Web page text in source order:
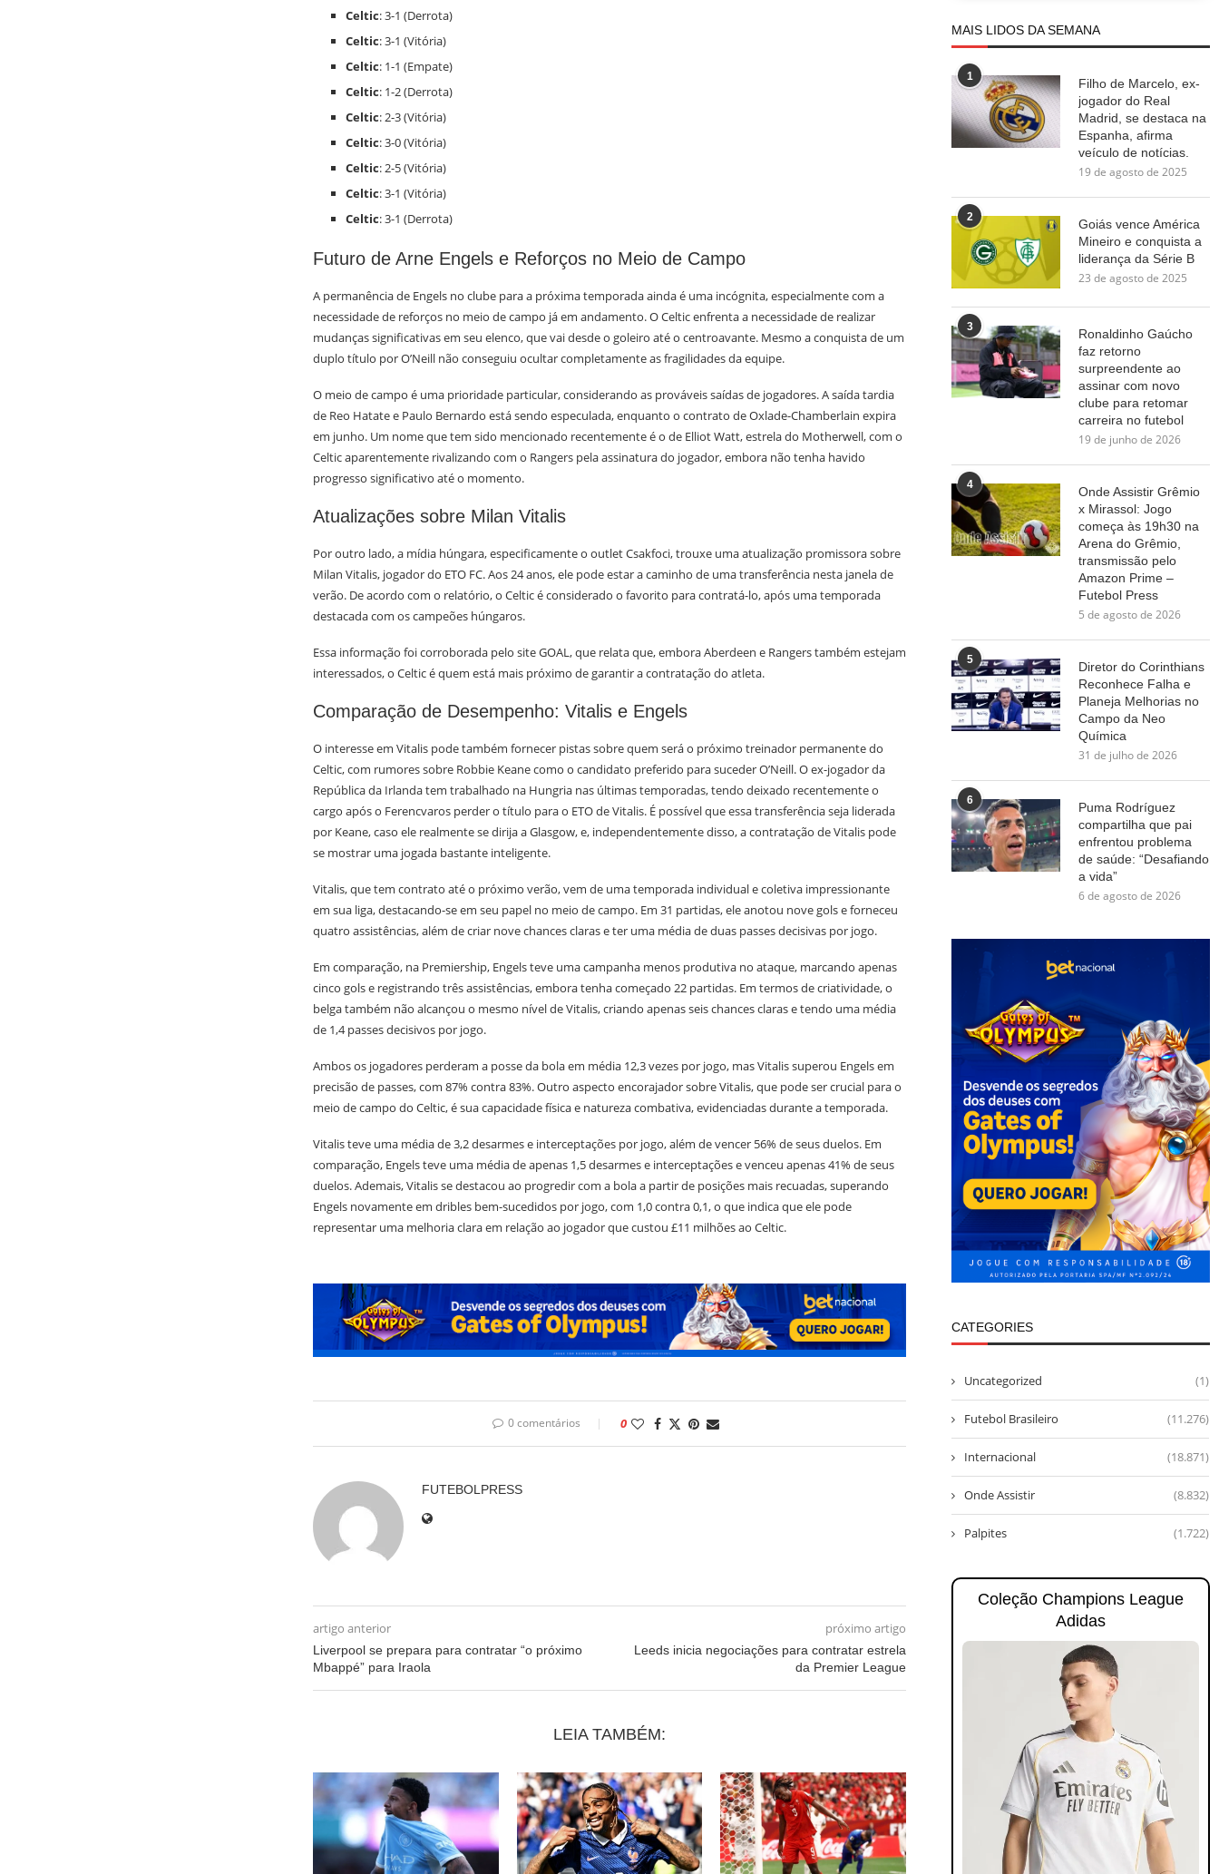
Celtic: 3-1 (Derrota)
Celtic: 3-1 (Vitória)
Celtic: 1-1 (Empate)
Celtic: 1-2 (Derrota)
Celtic: 2-3 (Vitória)
Celtic: 3-0 (Vitória)
Celtic: 2-5 (Vitória)
Celtic: 3-1 (Vitória)
Celtic: 3-1 (Derrota)
Futuro de Arne Engels e Reforços no Meio de Campo
A permanência de Engels no clube para a próxima temporada ainda é uma incógnita, especialmente com a
necessidade de reforços no meio de campo já em andamento. O Celtic enfrenta a necessidade de realizar
mudanças significativas em seu elenco, que vai desde o goleiro até o centroavante. Mesmo a conquista de um
duplo título por O’Neill não conseguiu ocultar completamente as fragilidades da equipe.
O meio de campo é uma prioridade particular, considerando as prováveis saídas de jogadores. A saída tardia
de Reo Hatate e Paulo Bernardo está sendo especulada, enquanto o contrato de Oxlade-Chamberlain expira
em junho. Um nome que tem sido mencionado recentemente é o de Elliot Watt, estrela do Motherwell, com o
Celtic aparentemente rivalizando com o Rangers pela assinatura do jogador, embora não tenha havido
progresso significativo até o momento.
Atualizações sobre Milan Vitalis
Por outro lado, a mídia húngara, especificamente o outlet Csakfoci, trouxe uma atualização promissora sobre
Milan Vitalis, jogador do ETO FC. Aos 24 anos, ele pode estar a caminho de uma transferência nesta janela de
verão. De acordo com o relatório, o Celtic é considerado o favorito para contratá-lo, após uma temporada
destacada com os campeões húngaros.
Essa informação foi corroborada pelo site GOAL, que relata que, embora Aberdeen e Rangers também estejam
interessados, o Celtic é quem está mais próximo de garantir a contratação do atleta.
Comparação de Desempenho: Vitalis e Engels
O interesse em Vitalis pode também fornecer pistas sobre quem será o próximo treinador permanente do
Celtic, com rumores sobre Robbie Keane como o candidato preferido para suceder O’Neill. O ex-jogador da
República da Irlanda tem trabalhado na Hungria nas últimas temporadas, tendo deixado recentemente o
cargo após o Ferencvaros perder o título para o ETO de Vitalis. É possível que essa transferência seja liderada
por Keane, caso ele realmente se dirija a Glasgow, e, independentemente disso, a contratação de Vitalis pode
se mostrar uma jogada bastante inteligente.
Vitalis, que tem contrato até o próximo verão, vem de uma temporada individual e coletiva impressionante
em sua liga, destacando-se em seu papel no meio de campo. Em 31 partidas, ele anotou nove gols e forneceu
quatro assistências, além de criar nove chances claras e ter uma média de duas passes decisivas por jogo.
Em comparação, na Premiership, Engels teve uma campanha menos produtiva no ataque, marcando apenas
cinco gols e registrando três assistências, embora tenha começado 22 partidas. Em termos de criatividade, o
belga também não alcançou o mesmo nível de Vitalis, criando apenas seis chances claras e tendo uma média
de 1,4 passes decisivos por jogo.
Ambos os jogadores perderam a posse da bola em média 12,3 vezes por jogo, mas Vitalis superou Engels em
precisão de passes, com 87% contra 83%. Outro aspecto encorajador sobre Vitalis, que pode ser crucial para o
meio de campo do Celtic, é sua capacidade física e natureza combativa, evidenciadas durante a temporada.
Vitalis teve uma média de 3,2 desarmes e interceptações por jogo, além de vencer 56% de seus duelos. Em
comparação, Engels teve uma média de apenas 1,5 desarmes e interceptações e venceu apenas 41% de seus
duelos. Ademais, Vitalis se destacou ao progredir com a bola a partir de posições mais recuadas, superando
Engels novamente em dribles bem-sucedidos por jogo, com 1,0 contra 0,1, o que indica que ele pode
representar uma melhoria clara em relação ao jogador que custou £11 milhões ao Celtic.
0 comentários 0
FUTEBOLPRESS
artigo anterior
Liverpool se prepara para contratar “o próximo
Mbappé” para Iraola
próximo artigo
Leeds inicia negociações para contratar estrela
da Premier League
LEIA TAMBÉM:
MAIS LIDOS DA SEMANA
1
Filho de Marcelo, ex-
jogador do Real
Madrid, se destaca na
Espanha, afirma
veículo de notícias.
19 de agosto de 2025
2
Goiás vence América
Mineiro e conquista a
liderança da Série B
23 de agosto de 2025
3
Ronaldinho Gaúcho
faz retorno
surpreendente ao
assinar com novo
clube para retomar
carreira no futebol
19 de junho de 2026
4
Onde Assistir Grêmio
x Mirassol: Jogo
começa às 19h30 na
Arena do Grêmio,
transmissão pelo
Amazon Prime –
Futebol Press
5 de agosto de 2026
5
Diretor do Corinthians
Reconhece Falha e
Planeja Melhorias no
Campo da Neo
Química
31 de julho de 2026
6
Puma Rodríguez
compartilha que pai
enfrentou problema
de saúde: “Desafiando
a vida”
6 de agosto de 2026
CATEGORIES
Uncategorized (1)
Futebol Brasileiro (11.276)
Internacional (18.871)
Onde Assistir (8.832)
Palpites (1.722)
Coleção Champions League
Adidas